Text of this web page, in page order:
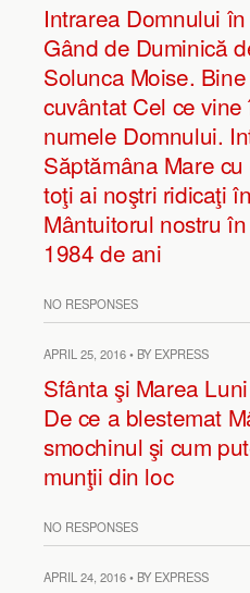
Intrarea Domnului
Gând de Duminică
Solunca Moise.
cuvântat Cel ce vine
numele Domnului.
Săptămâna Mare
toţi ai noştri ridicaţi
Mântuitorul nostru
1984 de ani
NO RESPONSES
APRIL 25, 2016 • BY EXPRESS
Sfânta şi Marea
De ce a blestemat
smochinul şi cum
munţii din loc
NO RESPONSES
APRIL 24, 2016 • BY EXPRESS